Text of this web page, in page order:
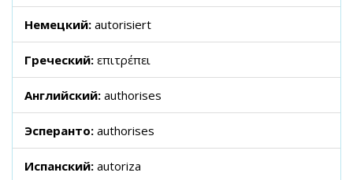
Немецкий: autorisiert
Греческий: επιτρέπει
Английский: authorises
Эсперанто: authorises
Испанский: autoriza